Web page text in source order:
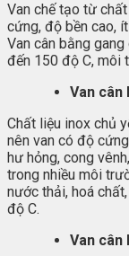
Van chế tạo từ
cứng, độ bền cao,
Van cân bằng
đến 150 độ C, môi
Van cân
Chất liệu inox chủ
nên van có độ
hư hỏng, cong
trong nhiều môi
nước thải, hoá
độ C.
Van cân